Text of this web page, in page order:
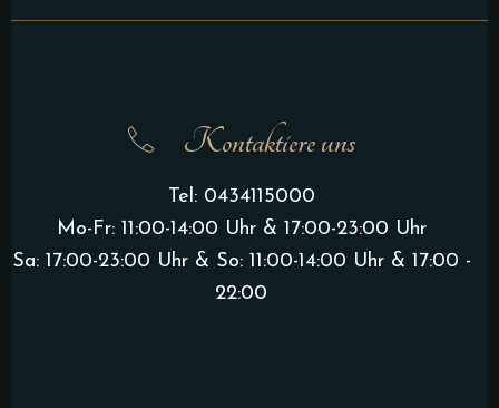
Kontaktiere uns
Tel: 0434115000
Mo-Fr: 11:00-14:00 Uhr & 17:00-23:00 Uhr
Sa: 17:00-23:00 Uhr & So: 11:00-14:00 Uhr & 17:00 -
22:00